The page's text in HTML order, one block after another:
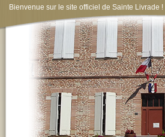
Bienvenue sur le site officiel de Sainte Livrade !